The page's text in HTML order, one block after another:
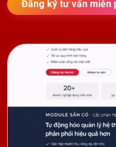
Đăng ký tư vấn miễn